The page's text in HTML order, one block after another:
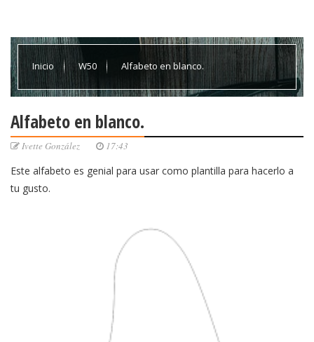
Inicio W50 Alfabeto en blanco.
Alfabeto en blanco.
Ivette González 17:43
Este alfabeto es genial para usar como plantilla para hacerlo a
tu gusto.